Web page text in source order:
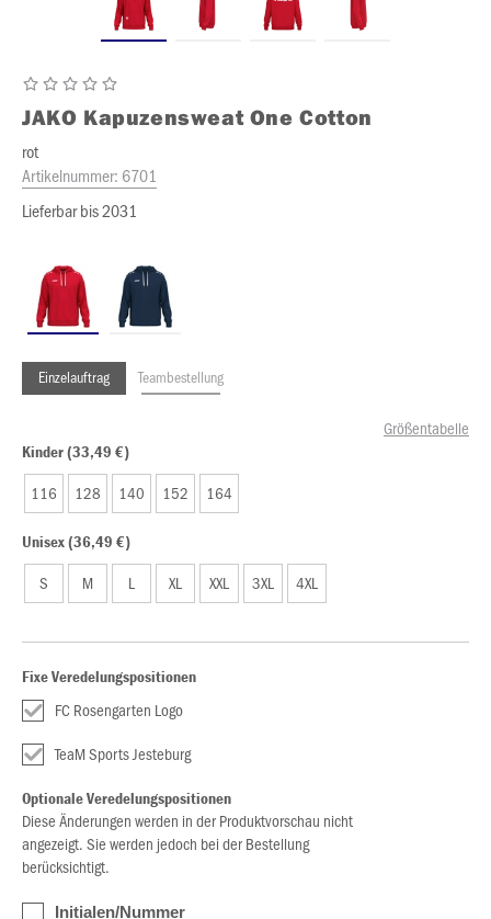
JAKO Kapuzensweat One Cotton
rot
Artikelnummer: 6701
Lieferbar bis 2031
Einzelauftrag Teambestellung
Größentabelle
Kinder (33,49 €)
116 128 140 152 164
Unisex (36,49 €)
S M L XL XXL 3XL 4XL
Fixe Veredelungspositionen
FC Rosengarten Logo
TeaM Sports Jesteburg
Optionale Veredelungspositionen
Diese Änderungen werden in der Produktvorschau nicht
angezeigt. Sie werden jedoch bei der Bestellung
berücksichtigt.
Initialen/Nummer